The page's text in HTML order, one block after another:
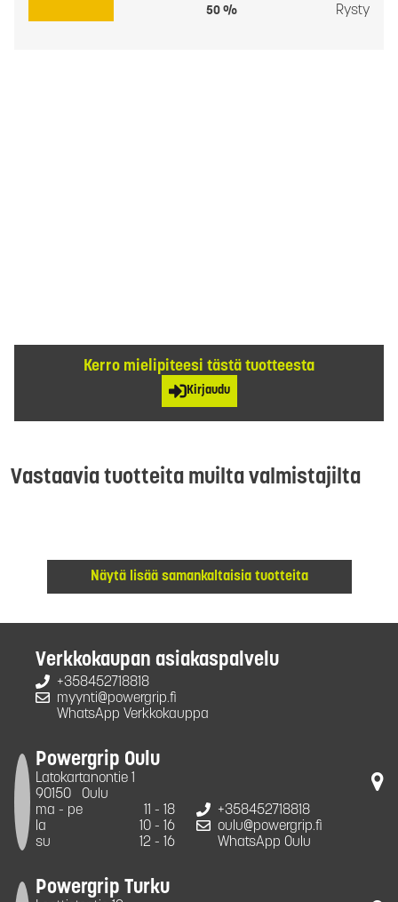
50 % Rysty
Kerro mielipiteesi tästä tuotteesta
Kirjaudu
Vastaavia tuotteita muilta valmistajilta
Näytä lisää samankaltaisia tuotteita
Verkkokaupan asiakaspalvelu
+358452718818
myynti@powergrip.fi
WhatsApp Verkkokauppa
Powergrip Oulu
Latokartanontie 1
90150
Oulu
ma - pe
11 - 18
la
10 - 16
su
12 - 16
+358452718818
oulu@powergrip.fi
WhatsApp Oulu
Powergrip Turku